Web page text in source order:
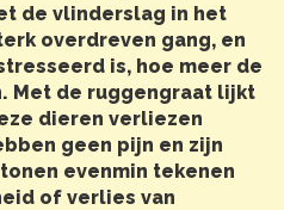
de vlinderslag in het
overdreven gang, en
is, hoe meer de
Met de ruggengraat lijkt
dieren verliezen
geen pijn en zijn
evenmin tekenen
of verlies van